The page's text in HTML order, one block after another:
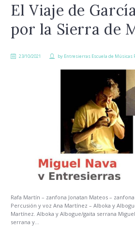
El Viaje de
por la Sierra de
23/10/2021 by Entresierras Escuela de Músicas
Rafa Martín – zanfona Jonatan Mateos –
Percusión y voz Ana Martínez – Alboka y
Martínez. Alboka y Albogue/gaita serrana
serrana y...